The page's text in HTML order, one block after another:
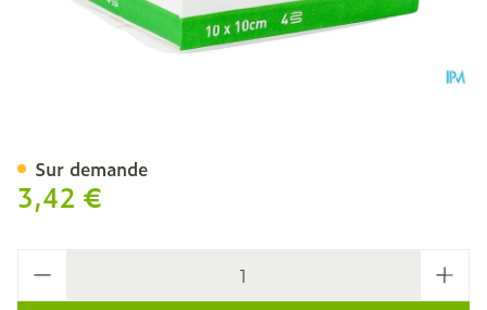
3,42 €
Sur demande